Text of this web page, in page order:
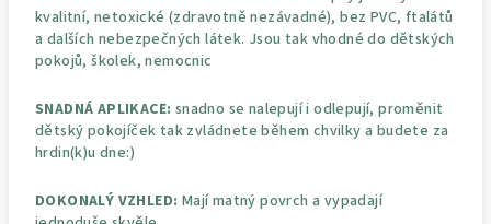
kvalitní, netoxické (zdravotně nezávadné), bez PVC, ftalátů
a dalších nebezpečných látek. Jsou tak vhodné do dětských
pokojů, školek, nemocnic
SNADNÁ APLIKACE: snadno se nalepují i odlepují, proměnit
dětský pokojíček tak zvládnete během chvilky a budete za
hrdin(k)u dne:)
DOKONALÝ VZHLED: Mají matný povrch a vypadají